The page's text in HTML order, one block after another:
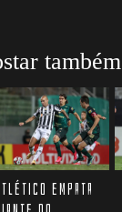
também
empata